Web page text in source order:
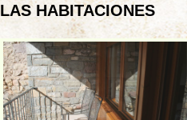
LAS HABITACIONES